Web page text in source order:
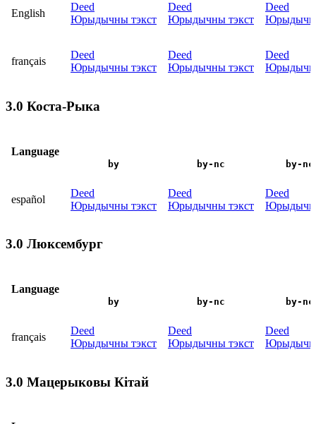
English
Deed
Юрыдычны тэкст
Deed
Юрыдычны тэкст
Deed
français
Deed
Юрыдычны тэкст
Deed
Юрыдычны тэкст
Deed
3.0 Коста-Рыка
Language
by by-nc by-
español
Deed
Юрыдычны тэкст
Deed
Юрыдычны тэкст
Deed
3.0 Люксембург
Language
by by-nc by-
français
Deed
Юрыдычны тэкст
Deed
Юрыдычны тэкст
Deed
3.0 Мацерыковы Кітай